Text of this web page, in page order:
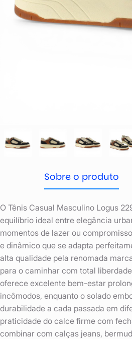
Sobre o produto
O Tênis Casual Masculino Logus
equilíbrio ideal entre elegância
momentos de lazer ou
e dinâmico que se adapta
alta qualidade pela renomada
para o caminhar com total
oferece excelente bem-estar
incômodos, enquanto o solado
durabilidade a cada passada em
praticidade do calce firme com
combinar com calças jeans,